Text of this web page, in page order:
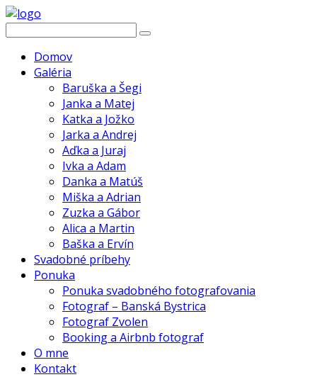
Domov
Galéria
Baruška a Šegi
Janka a Matej
Katka a Jožko
Jarka a Andrej
Aďka a Juraj
Ivka a Adam
Danka a Matúš
Miška a Adrian
Zuzka a Gábor
Alica a Martin
Baška a Ervín
Svadobné príbehy
Ponuka
Ponuka svadobného fotografovania
Fotograf – Banská Bystrica
Fotograf Zvolen
Booking a Airbnb fotograf
O mne
Kontakt